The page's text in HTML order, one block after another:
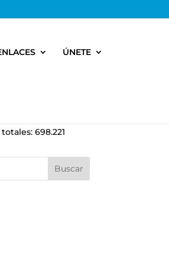
ÚNETE
totales:698.221